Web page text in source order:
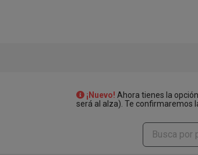
¡Nuevo! Ahora tienes la
será al alza). Te confirmaremos